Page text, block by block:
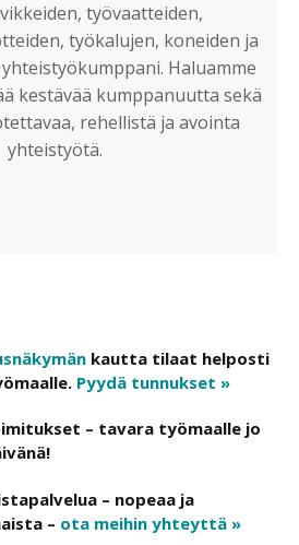
työvaatteiden,
työkalujen, koneiden ja
Haluamme
kestävää kumppanuutta sekä
rehellistä ja avointa
yhteistyötä.
kautta tilaat helposti
Pyydä tunnukset »
– tavara työmaalle jo
– nopeaa ja
– ota meihin yhteyttä »